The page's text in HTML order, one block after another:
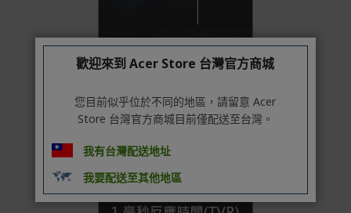
信用卡分期付款：限指定商品使用，滿1千享3期0利
率/滿1萬享3期0利率/滿3萬享12期0利率
銀行帳戶轉帳：使用一次性虛擬帳戶
Apple Pay：須使用行動裝置
歡迎來到 Acer Store 台灣官方商城
您目前似乎位於不同的地區，請留意 Acer
Store 台灣官方商城目前僅配送至台灣。
我有台灣配送地址
我要配送至其他地區